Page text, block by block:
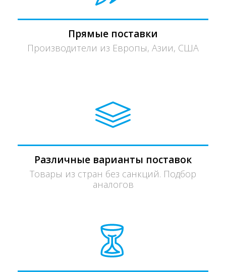
Прямые поставки
Производители из Европы, Азии, США
Различные варианты поставок
Товары из стран без санкций. Подбор
аналогов